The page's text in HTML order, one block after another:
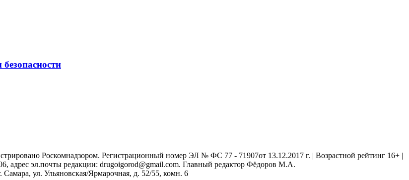
Роскомнадзором. Регистрационный номер ЭЛ № ФС 77 - 71907от 13.12.2017 г. | Возрастной рейтинг 16+ |
адрес эл.почты редакции: drugoigorod@gmail.com. Главный редактор Фёдоров М.А.
ул. Ульяновская/Ярмарочная, д. 52/55, комн. 6